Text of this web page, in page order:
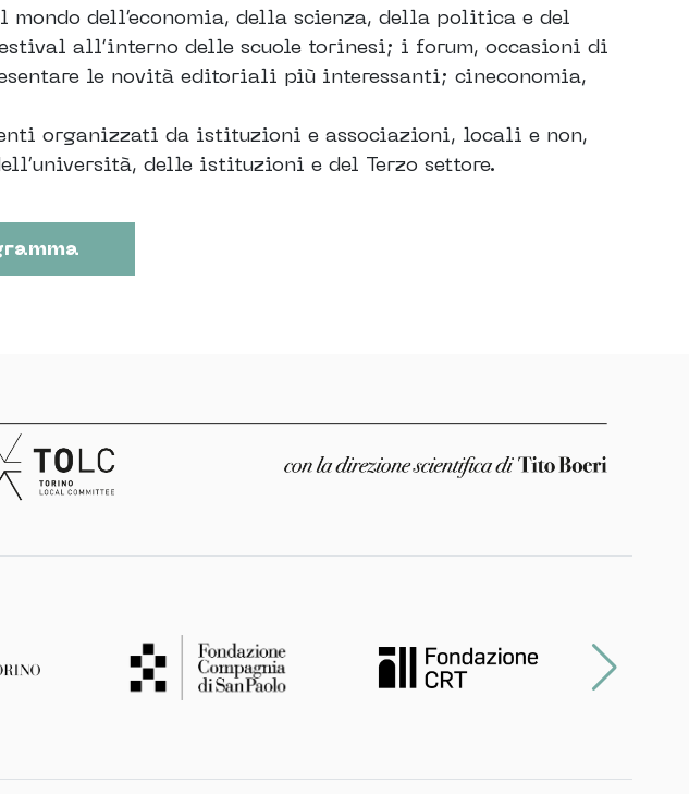
dell’economia, della scienza, della politica e del
all’interno delle scuole torinesi; i forum, occasioni di
le novità editoriali più interessanti; cineconomia,
organizzati da istituzioni e associazioni, locali e non,
delle istituzioni e del Terzo settore.